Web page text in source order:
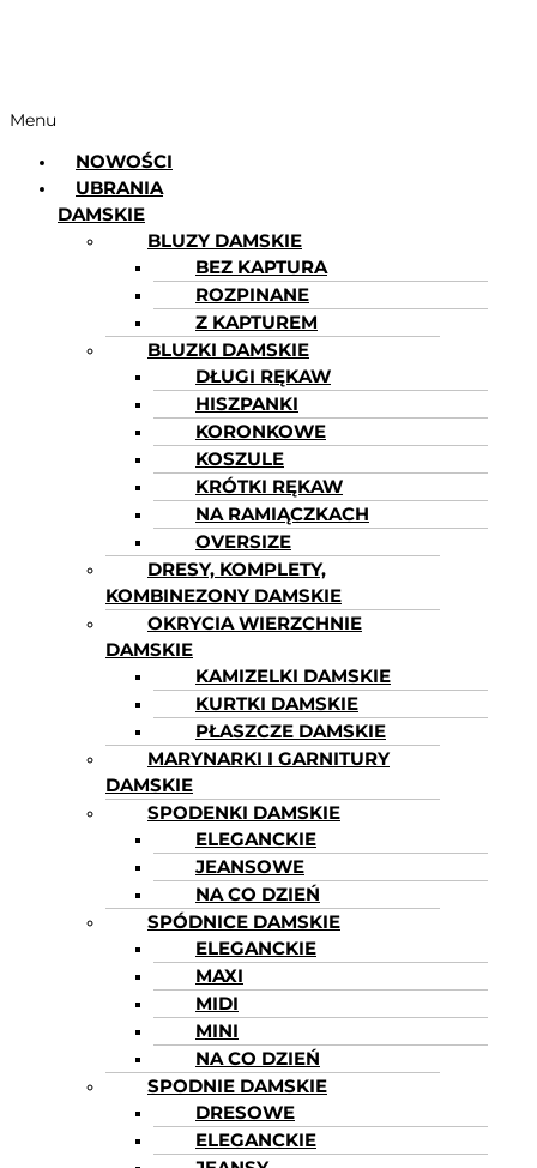
Menu
NOWOŚCI
UBRANIA
DAMSKIE
BLUZY DAMSKIE
BEZ KAPTURA
ROZPINANE
Z KAPTUREM
BLUZKI DAMSKIE
DŁUGI RĘKAW
HISZPANKI
KORONKOWE
KOSZULE
KRÓTKI RĘKAW
NA RAMIĄCZKACH
OVERSIZE
DRESY, KOMPLETY,
KOMBINEZONY DAMSKIE
OKRYCIA WIERZCHNIE
DAMSKIE
KAMIZELKI DAMSKIE
KURTKI DAMSKIE
PŁASZCZE DAMSKIE
MARYNARKI I GARNITURY
DAMSKIE
SPODENKI DAMSKIE
ELEGANCKIE
JEANSOWE
NA CO DZIEŃ
SPÓDNICE DAMSKIE
ELEGANCKIE
MAXI
MIDI
MINI
NA CO DZIEŃ
SPODNIE DAMSKIE
DRESOWE
ELEGANCKIE